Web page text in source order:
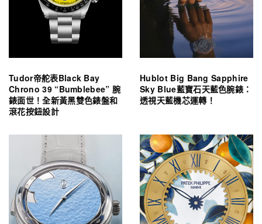
Tudor帝舵表Black Bay
Chrono 39 “Bumblebee” 腕
錶面世！全新黃黑雙色錶盤和
滾花按鈕設計
Hublot Big Bang Sapphire
Sky Blue藍寶石天藍色腕錶：
透視天藍機芯運轉！